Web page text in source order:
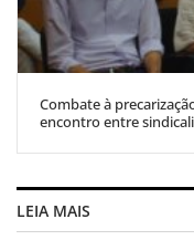
Combate à
encontro entre
LEIA MAIS